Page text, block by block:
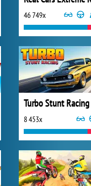
46 749x
Turbo Stunt Racing
8 453x